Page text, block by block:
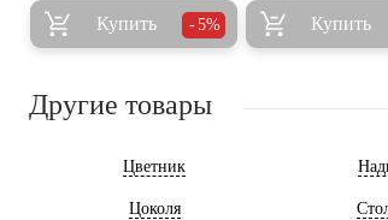
Купить 5% Купить
Другие товары
Цветник
Цоколя